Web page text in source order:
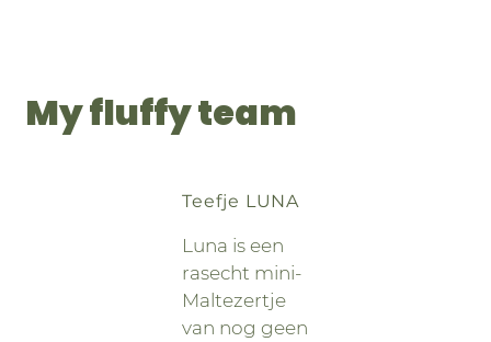
Teefje LUNA
Luna is een
rasecht mini-
Maltezertje
van nog geen
My fluffy team